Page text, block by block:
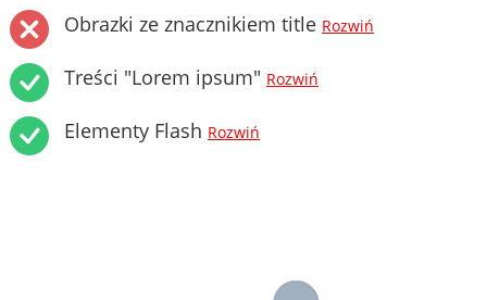
Obrazki ze znacznikiem title Rozwiń
Treści "Lorem ipsum" Rozwiń
Elementy Flash Rozwiń